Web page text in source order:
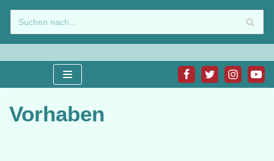
Zum
Inhalt
springen
Vorhaben